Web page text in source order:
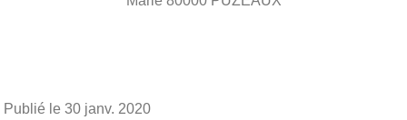
Publié le 30 janv. 2020